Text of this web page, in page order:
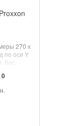
270 х
по оси Y
Вес
0